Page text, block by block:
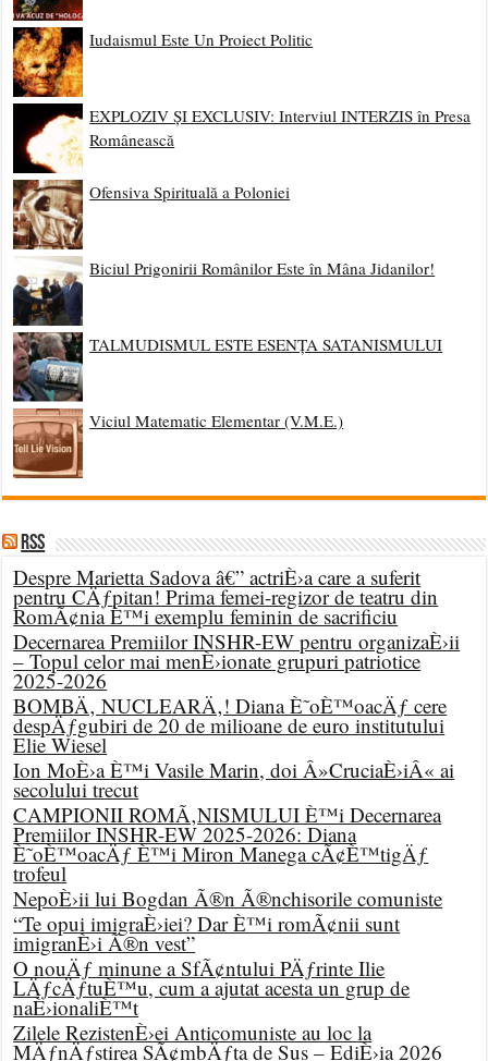
Iudaismul Este Un Proiect Politic
EXPLOZIV ȘI EXCLUSIV: Interviul INTERZIS în Presa
Românească
Ofensiva Spirituală a Poloniei
Biciul Prigonirii Românilor Este în Mâna Jidanilor!
TALMUDISMUL ESTE ESENȚA SATANISMULUI
Viciul Matematic Elementar (V.M.E.)
RSS
Despre Marietta Sadova â€” actriÈ›a care a suferit
pentru CÄƒpitan! Prima femei-regizor de teatru din
RomÃ¢nia È™i exemplu feminin de sacrificiu
Decernarea Premiilor INSHR-EW pentru organizaÈ›ii
– Topul celor mai menÈ›ionate grupuri patriotice
2025-2026
BOMBÄ‚ NUCLEARÄ‚! Diana È˜oÈ™oacÄƒ cere
despÄƒgubiri de 20 de milioane de euro institutului
Elie Wiesel
Ion MoÈ›a È™i Vasile Marin, doi Â»CruciaÈ›iÂ« ai
secolului trecut
CAMPIONII ROMÃ‚NISMULUI È™i Decernarea
Premiilor INSHR-EW 2025-2026: Diana
È˜oÈ™oacÄƒ È™i Miron Manega cÃ¢È™tigÄƒ
trofeul
NepoÈ›ii lui Bogdan Ã®n Ã®nchisorile comuniste
“Te opui imigraÈ›iei? Dar È™i romÃ¢nii sunt
imigranÈ›i Ã®n vest”
O nouÄƒ minune a SfÃ¢ntului PÄƒrinte Ilie
LÄƒcÄƒtuÈ™u, cum a ajutat acesta un grup de
naÈ›ionaliÈ™t
Zilele RezistenÈ›ei Anticomuniste au loc la
MÄƒnÄƒstirea SÃ¢mbÄƒta de Sus – EdiÈ›ia 2026